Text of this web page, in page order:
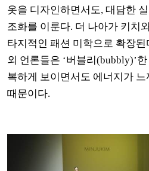
옷을 디자인하면서도, 대담한
조화를 이룬다. 더 나아가 키치
타지적인 패션 미학으로 확장
외 언론들은 ‘버블리(bubbly)’
복하게 보이면서도 에너지가
때문이다.